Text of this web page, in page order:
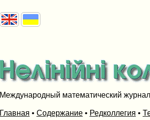
Международный математический журнал
Главная • Содержание• Редколлегия •